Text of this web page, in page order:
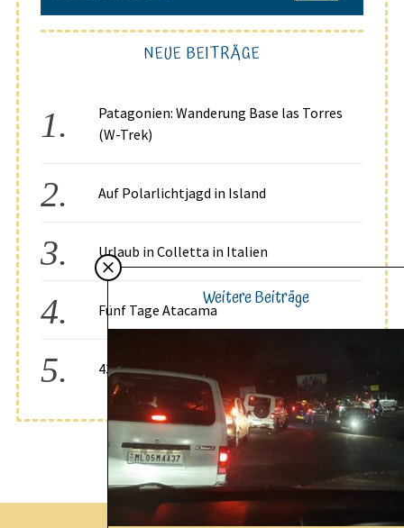
NEUE BEITRÄGE
Patagonien: Wanderung Base las Torres
(W-Trek)
Auf Polarlichtjagd in Island
Urlaub in Colletta in Italien
Fünf Tage Atacama
43°S, 171°E
Weitere Beiträge